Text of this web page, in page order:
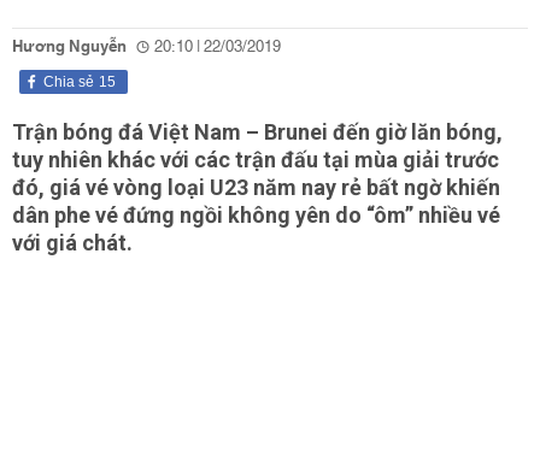
Hương Nguyễn 20:10 | 22/03/2019
15
Chia sẻ
Trận bóng đá Việt Nam – Brunei đến giờ lăn bóng,
tuy nhiên khác với các trận đấu tại mùa giải trước
đó, giá vé vòng loại U23 năm nay rẻ bất ngờ khiến
dân phe vé đứng ngồi không yên do “ôm” nhiều vé
với giá chát.